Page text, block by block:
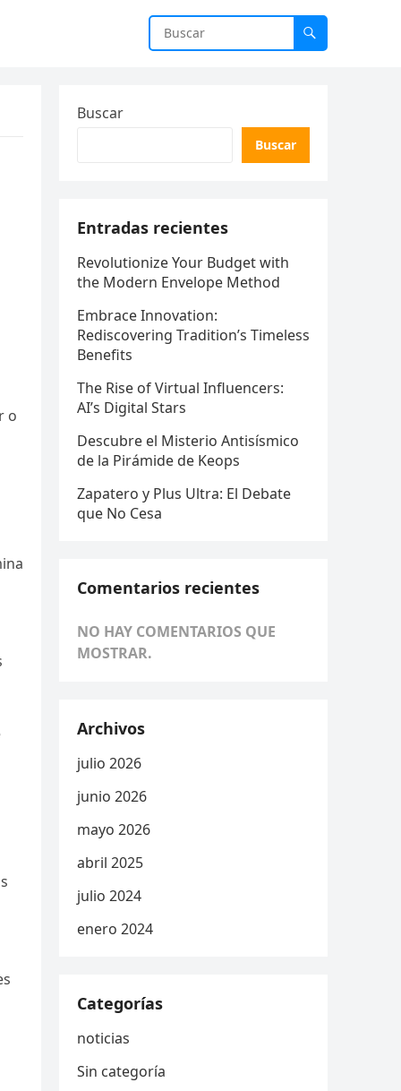
o
Buscar
Buscar
Entradas recientes
Revolutionize Your Budget with
the Modern Envelope Method
Embrace Innovation:
Rediscovering Tradition’s Timeless
Benefits
The Rise of Virtual Influencers:
AI’s Digital Stars
Descubre el Misterio Antisísmico
de la Pirámide de Keops
Zapatero y Plus Ultra: El Debate
que No Cesa
Comentarios recientes
NO HAY COMENTARIOS QUE
MOSTRAR.
Archivos
julio 2026
junio 2026
mayo 2026
abril 2025
julio 2024
enero 2024
Categorías
noticias
Sin categoría